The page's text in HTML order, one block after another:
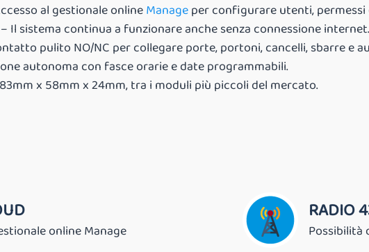
al gestionale onlineManageper configurare utenti, permessi
– Il sistema continua a funzionare anche senza connessione internet.
pulito NO/NC per collegare porte, portoni, cancelli, sbarre e
autonoma con fasce orarie e date programmabili.
x 58mm x 24mm, tra i moduli più piccoli del mercato.
online Manage
RADIO
Possibilità